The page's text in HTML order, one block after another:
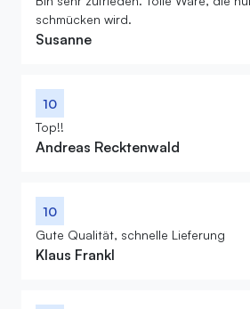
schmücken wird.
Susanne
10
Top!!
Andreas Recktenwald
10
Gute Qualität, schnelle Lieferung
Klaus Frankl